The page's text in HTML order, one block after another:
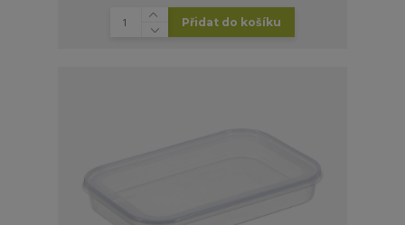
Přidat do košíku